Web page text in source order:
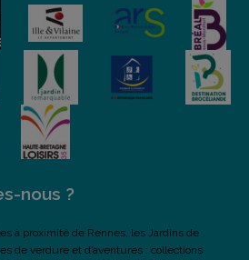
nous ?
à proximité de Rennes, les Jardins de
de verdure et d’aventures : collections